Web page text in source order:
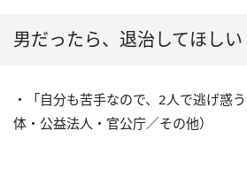
男だったら、退治してほしい
・「自分も苦手なので、2人で逃げ惑
体・公益法人・官公庁／その他）